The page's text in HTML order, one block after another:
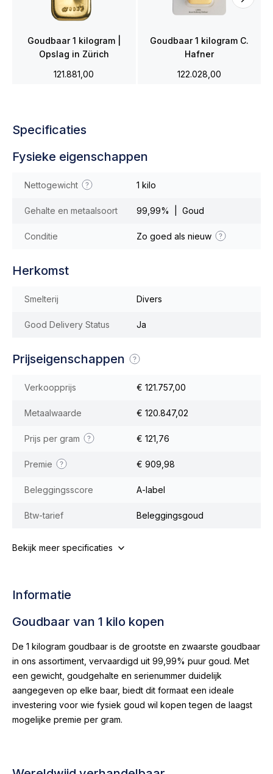
Goudbaar 1 kilogram |
Opslag in Zürich
121.881,00
Goudbaar 1 kilogram C.
Hafner
122.028,00
Specificaties
Fysieke eigenschappen
Nettogewicht 1 kilo
Gehalte en metaalsoort 99,99% | Goud
Conditie Zo goed als nieuw
Herkomst
Smelterij Divers
Good Delivery Status Ja
Prijseigenschappen
Verkoopprijs € 121.757,00
Metaalwaarde € 120.847,02
Prijs per gram € 121,76
Premie € 909,98
Beleggingsscore A-label
Btw-tarief Beleggingsgoud
Bekijk meer specificaties
Informatie
Goudbaar van 1 kilo kopen
De 1 kilogram goudbaar is de grootste en zwaarste goudbaar
in ons assortiment, vervaardigd uit 99,99% puur goud. Met
een gewicht, goudgehalte en serienummer duidelijk
aangegeven op elke baar, biedt dit formaat een ideale
investering voor wie fysiek goud wil kopen tegen de laagst
mogelijke premie per gram.